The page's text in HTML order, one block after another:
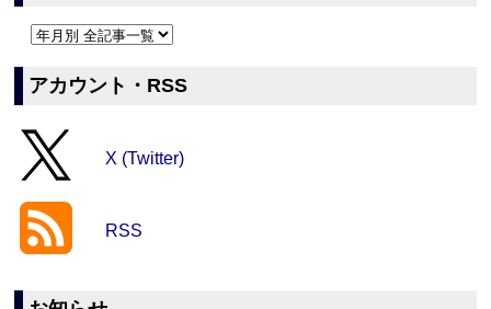
アカウント・RSS
X (Twitter)
RSS